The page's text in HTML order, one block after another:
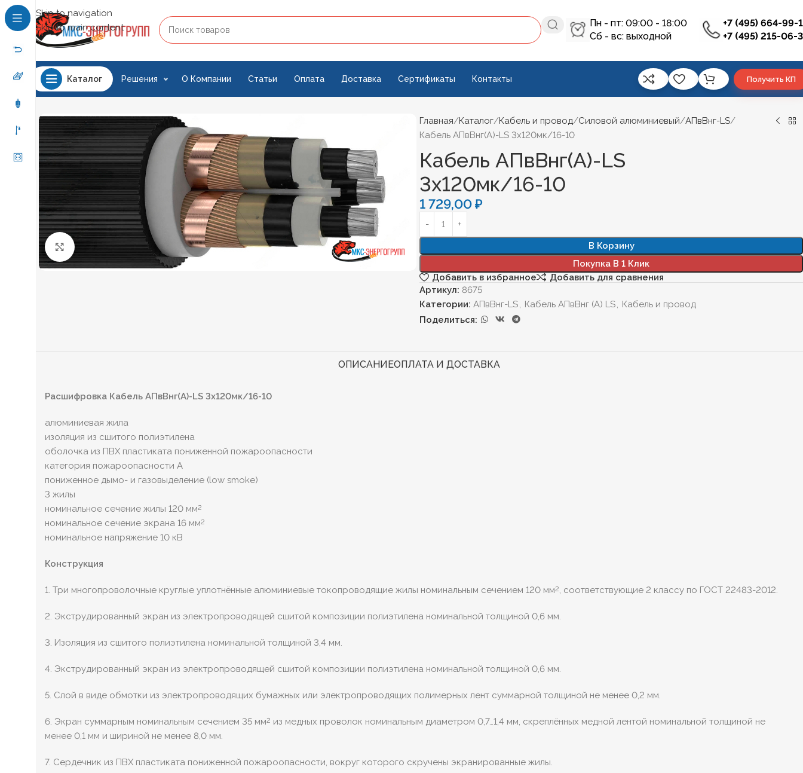
Skip to navigation
Skip to main content
Пн - пт: 09:00 - 18:00
Сб - вс: выходной
+7 (495) 664-99-
+7 (495) 215-06-
Каталог Решения О Компании Статьи Оплата Доставка Сертификаты Контакты Получить КП
Нажмите, чтобы увеличить
Главная Каталог Кабель и провод Силовой алюминиевый АПвВнг-LS
Кабель АПвВнг(А)-LS 3х120мк/16-10
Кабель АПвВнг(А)-LS
3х120мк/16-10
1 729,00₽
В Корзину
Покупка В 1 Клик
Добавить в избранное
Добавить для сравнения
Артикул: 8675
Категории: АПвВнг-LS, Кабель АПвВнг (А) LS, Кабель и провод
Поделиться:
ОПИСАНИЕОПЛАТА И ДОСТАВКА
Расшифровка Кабель АПвВнг(А)-LS 3х120мк/16-10
алюминиевая жила
изоляция из сшитого полиэтилена
оболочка из ПВХ пластиката пониженной пожароопасности
категория пожароопасности A
пониженное дымо- и газовыделение (low smoke)
3 жилы
номинальное сечение жилы 120 мм2
номинальное сечение экрана 16 мм2
номинальное напряжение 10 кВ
Конструкция
1. Три многопроволочные круглые уплотнённые алюминиевые токопроводящие жилы номинальным сечением 120 мм2, соответствующие 2 классу по ГОСТ 22483-2012.
2. Экструдированный экран из электропроводящей сшитой композиции полиэтилена номинальной толщиной 0,6 мм.
3. Изоляция из сшитого полиэтилена номинальной толщиной 3,4 мм.
4. Экструдированный экран из электропроводящей сшитой композиции полиэтилена номинальной толщиной 0,6 мм.
5. Слой в виде обмотки из электропроводящих бумажных или электропроводящих полимерных лент суммарной толщиной не менее 0,2 мм.
6. Экран суммарным номинальным сечением 35 мм2 из медных проволок номинальным диаметром 0,7…1,4 мм, скреплённых медной лентой номинальной толщиной не
менее 0,1 мм и шириной не менее 8,0 мм.
7. Сердечник из ПВХ пластиката пониженной пожароопасности, вокруг которого скручены экранированные жилы.